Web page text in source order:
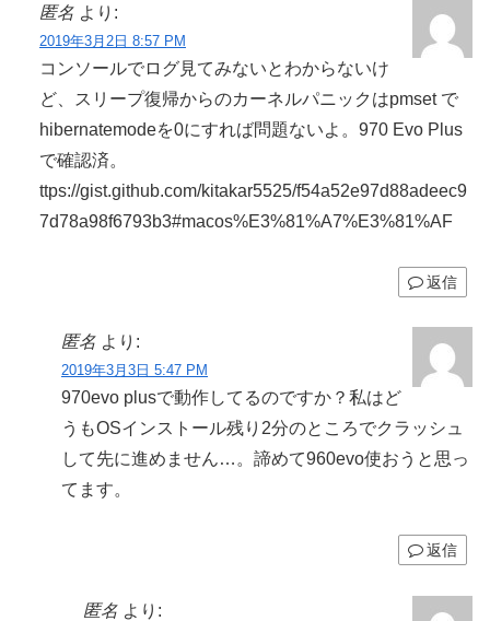
匿名 より:
2019年3月2日 8:57 PM
コンソールでログ見てみないとわからないけ
ど、スリープ復帰からのカーネルパニックはpmset で
hibernatemodeを0にすれば問題ないよ。970 Evo Plus
で確認済。
ttps://gist.github.com/kitakar5525/f54a52e97d88adeec9
7d78a98f6793b3#macos%E3%81%A7%E3%81%AF
返信
匿名 より:
2019年3月3日 5:47 PM
970evo plusで動作してるのですか？私はど
うもOSインストール残り2分のところでクラッシュ
して先に進めません…。諦めて960evo使おうと思っ
てます。
返信
匿名 より: